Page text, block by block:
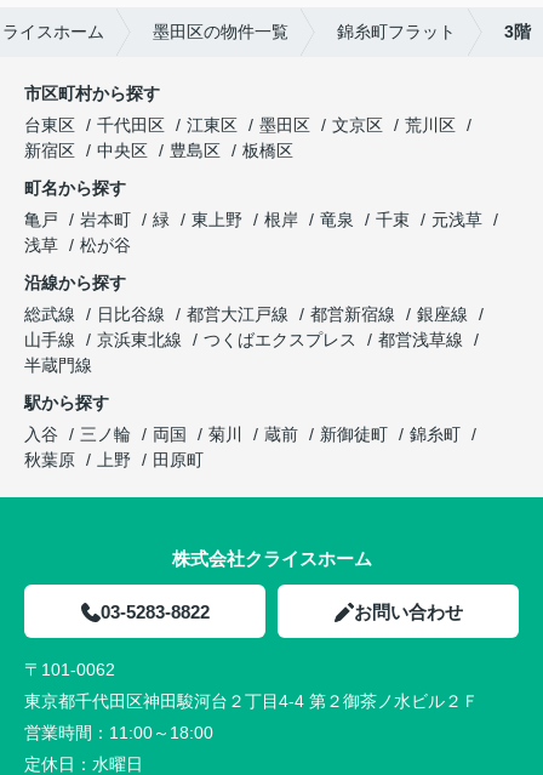
イスホーム 墨田区の物件一覧 錦糸町フラット 3階
市区町村から探す
台東区
千代田区 江東区 墨田区 文京区
荒川区
新宿区
中央区 豊島区
板橋区
町名から探す
亀戸
岩本町 緑 東上野 根岸 竜泉 千束
元浅草
浅草
松が谷
沿線から探す
総武線
日比谷線 都営大江戸線 都営新宿線
銀座線
山手線
京浜東北線 つくばエクスプレス
都営浅草線
半蔵門線
駅から探す
入谷
三ノ輪 両国 菊川 蔵前 新御徒町
錦糸町
秋葉原
上野 田原町
株式会社クライスホーム
03-5283-8822 お問い合わせ
〒101-0062
東京都千代田区神田駿河台２丁目4-4 第２御茶ノ水ビル２Ｆ
営業時間： 11:00～18:00
定休日： 水曜日